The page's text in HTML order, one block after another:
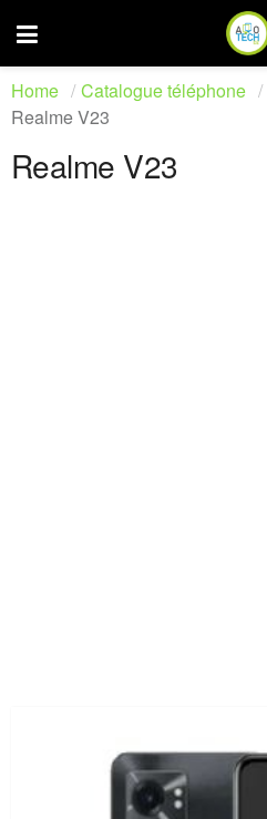
Home Catalogue téléphone
Realme V23
Realme V23